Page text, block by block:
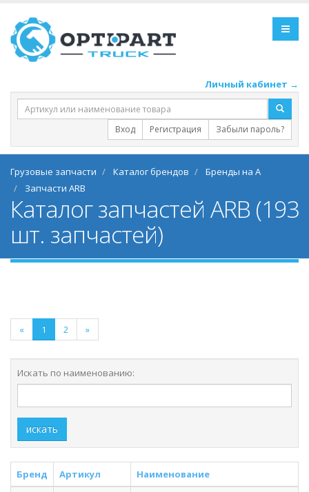
Личный кабинет →
Вход Регистрация Забыли пароль?
Грузовые запчасти Каталог брендов
Бренды на A
Запчасти ARB
Каталог запчастей ARB (193
шт. запчастей)
« 1 2 »
Искать по наименованию:
искать
Бренд Артикул
Наименование